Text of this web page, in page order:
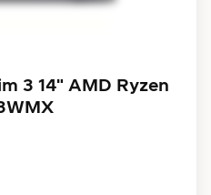
3 14" AMD Ryzen